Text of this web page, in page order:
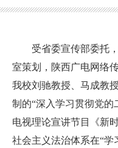
受省委宣传部委托
室策划，陕西广电网络
我校刘驰教授、马成教
制的“深入学习贯彻党的
电视理论宣讲节目《新
社会主义法治体系在“